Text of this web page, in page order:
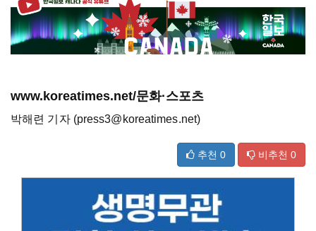
www.koreatimes.net/문화·스포츠
박해련 기자 (press3@koreatimes.net)
추천 0 비추천 0